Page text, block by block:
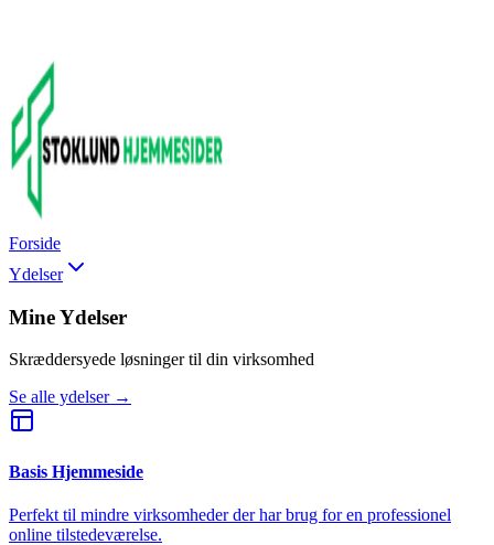
Forside
Ydelser
Mine Ydelser
Skræddersyede løsninger til din virksomhed
Se alle ydelser →
Basis Hjemmeside
Perfekt til mindre virksomheder der har brug for en professionel
online tilstedeværelse.